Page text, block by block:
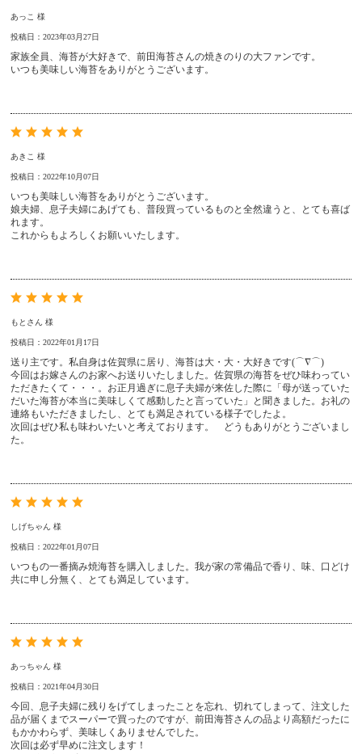
あっこ 様
投稿日：2023年03月27日
家族全員、海苔が大好きで、前田海苔さんの焼きのりの大ファンです。
いつも美味しい海苔をありがとうございます。
あきこ 様
投稿日：2022年10月07日
いつも美味しい海苔をありがとうございます。
娘夫婦、息子夫婦にあげても、普段買っているものと全然違うと、とても喜ば
れます。
これからもよろしくお願いいたします。
もとさん 様
投稿日：2022年01月17日
送り主です。私自身は佐賀県に居り、海苔は大・大・大好きです(⌒∇⌒)
今回はお嫁さんのお家へお送りいたしました。佐賀県の海苔をぜひ味わってい
ただきたくて・・・。お正月過ぎに息子夫婦が来佐した際に「母が送っていた
だいた海苔が本当に美味しくて感動したと言っていた」と聞きました。お礼の
連絡もいただきましたし、とても満足されている様子でしたよ。
次回はぜひ私も味わいたいと考えております。 どうもありがとうございまし
た。
しげちゃん 様
投稿日：2022年01月07日
いつもの一番摘み焼海苔を購入しました。我が家の常備品で香り、味、口どけ
共に申し分無く、とても満足しています。
あっちゃん 様
投稿日：2021年04月30日
今回、息子夫婦に残りをげてしまったことを忘れ、切れてしまって、注文した
品が届くまでスーパーで買ったのですが、前田海苔さんの品より高額だったに
もかかわらず、美味しくありませんでした。
次回は必ず早めに注文します！